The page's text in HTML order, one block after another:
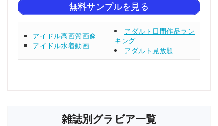
無料サンプルを見る
アイドル高画質画像
アイドル水着動画
アダルト日間作品ラン
キング
アダルト見放題
雑誌別グラビア一覧